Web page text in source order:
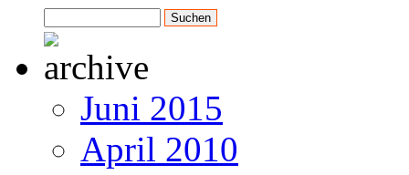
Juni 2015
April 2010